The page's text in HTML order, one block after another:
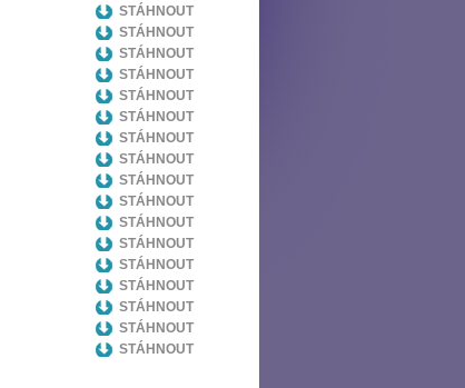
STÁHNOUT
STÁHNOUT
STÁHNOUT
STÁHNOUT
STÁHNOUT
STÁHNOUT
STÁHNOUT
STÁHNOUT
STÁHNOUT
STÁHNOUT
STÁHNOUT
STÁHNOUT
STÁHNOUT
STÁHNOUT
STÁHNOUT
STÁHNOUT
STÁHNOUT